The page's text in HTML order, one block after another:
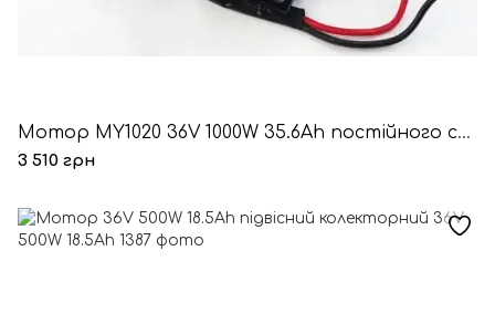
Мотор MY1020 36V 1000W 35.6Ah постійного струму
3 510 грн